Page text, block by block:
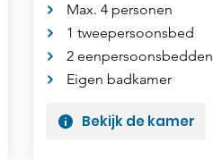
Max. 4 personen
1 tweepersoonsbed
2 eenpersoonsbedden
Eigen badkamer
Bekijk de kamer